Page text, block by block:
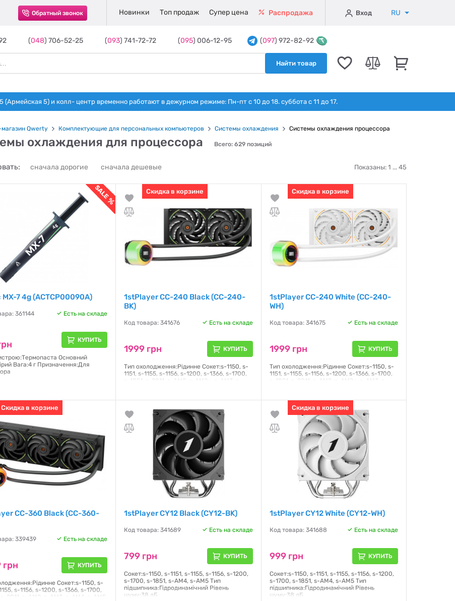
Обратный звонок Новинки Топ продаж Супер цена Распродажа Вход RU
(048) 706-52-25 (093) 741-72-72 (095) 006-12-95 (097) 972-82-92
Найти товар
(Армейская 5) и колл- центр временно работают в дежурном режиме: Пн-пт с 10 до 18. суббота с 11 до 17.
Qwerty Комплектующие для персональных компьютеров Системы охлаждения Системы охлаждения процессора
охлаждения для процессора Всего: 629 позиций
сначала дорогие сначала дешевые Показаны: 1 ... 45
7 4g (ACTCP00090A)
361144 Есть на складе
КУПИТЬ
Основний
Вага:4 г Призначення:Для
Скидка в корзине
1stPlayer CC-240 Black (CC-240-
BK)
Код товара: 341676 Есть на складе
1999 грн КУПИТЬ
Тип охолодження:Рідинне Сокет:s-1150, s-
1151, s-1155, s-1156, s-1200, s-1366, s-1700,
s-1851, s-2011, s-AM2, s-AM2+, s-AM3, s-
шуму:33 дБ
Гарантия: 12 месяцев
Скидка в корзине
1stPlayer CC-240 White (CC-240-
WH)
Код товара: 341675 Есть на складе
1999 грн КУПИТЬ
Тип охолодження:Рідинне Сокет:s-1150, s-
1151, s-1155, s-1156, s-1200, s-1366, s-1700,
s-1851, s-2011, s-AM2, s-AM2+, s-AM3, s-
шуму:33 дБ
Гарантия:12 месяцев
Скидка в корзине
CC-360 Black (CC-360-
339439 Есть на складе
грн КУПИТЬ
Сокет:s-1150, s-
s-1156, s-1200, s-1366, s-1700,
s-2011, s-AM2, s-AM3, s-AM4, s-AM5,
1stPlayer CY12 Black (CY12-BK)
Код товара: 341689 Есть на складе
799 грн КУПИТЬ
Сокет:s-1150, s-1151, s-1155, s-1156, s-1200,
s-1700, s-1851, s-AM4, s-AM5 Тип
підшипника:Гідродинамічний Рівень
шуму:38 дБ
Скидка в корзине
1stPlayer CY12 White (CY12-WH)
Код товара: 341688 Есть на складе
999 грн КУПИТЬ
Сокет:s-1150, s-1151, s-1155, s-1156, s-1200,
s-1700, s-1851, s-AM4, s-AM5 Тип
підшипника:Гідродинамічний Рівень
шуму:38 дБ